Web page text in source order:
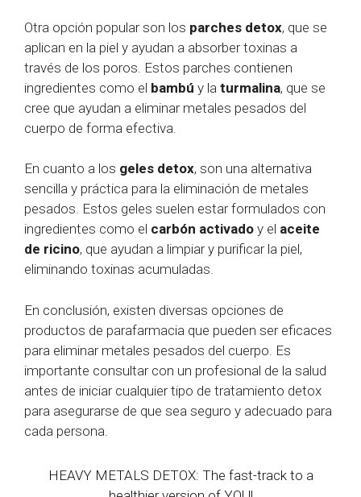
Otra opción popular son los parches detox, que se
aplican en la piel y ayudan a absorber toxinas a
través de los poros. Estos parches contienen
ingredientes como el bambú y la turmalina, que se
cree que ayudan a eliminar metales pesados del
cuerpo de forma efectiva.
En cuanto a los geles detox, son una alternativa
sencilla y práctica para la eliminación de metales
pesados. Estos geles suelen estar formulados con
ingredientes como el carbón activado y el aceite
de ricino, que ayudan a limpiar y purificar la piel,
eliminando toxinas acumuladas.
En conclusión, existen diversas opciones de
productos de parafarmacia que pueden ser eficaces
para eliminar metales pesados del cuerpo. Es
importante consultar con un profesional de la salud
antes de iniciar cualquier tipo de tratamiento detox
para asegurarse de que sea seguro y adecuado para
cada persona.
HEAVY METALS DETOX: The fast-track to a